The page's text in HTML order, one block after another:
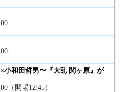
小和田哲男〜『大乱 関ヶ原』が
（開場12:45）